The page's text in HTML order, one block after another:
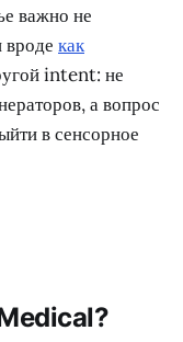
важно не
вроде как
intent: не
а вопрос
в сенсорное